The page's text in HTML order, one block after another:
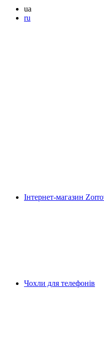
ua
ru
Інтернет-магазин
Чохли для телефонів